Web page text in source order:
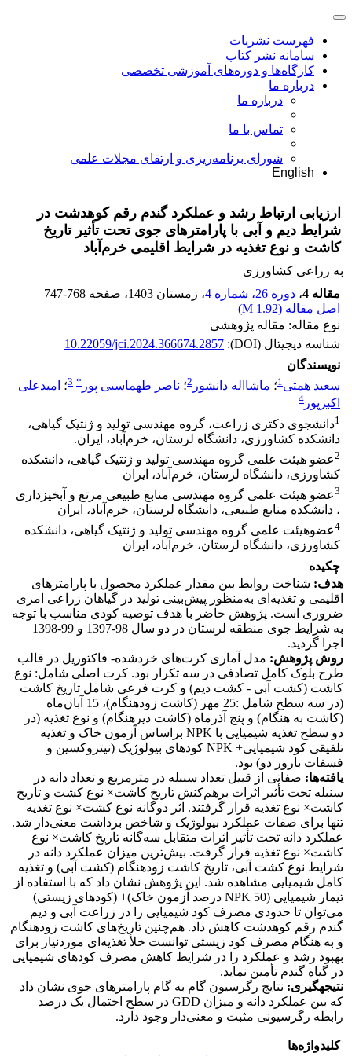
فهرست نشریات
سامانه نشر کتاب
کارگاه‌ها و دوره‌های آموزشی تخصصی
درباره ما
درباره ما
تماس با ما
شورای برنامه‌ریزی و ارتقای مجلات علمی
English
ارزیابی ارتباط رشد و عملکرد گندم رقم کوهدشت در
شرایط دیم و آبی با پارامترهای جوی تحت تأثیر تاریخ
کاشت و نوع تغذیه در شرایط اقلیمی خرم‌آباد
به زراعی کشاورزی
مقاله 4
، دوره 26، شماره 4 ، زمستان 1403 ، صفحه 747-768
اصل مقاله (1.92 M
)
نوع مقاله: مقاله پژوهشی
شناسه دیجیتال (DOI):
10.22059/jci.2024.366674.2857
نویسندگان
سعید همتی1؛ ماشااله دانشور 2؛ ناصر طهماسبی پور *
3؛ امیدعلی
اکبرپور 4
1دانشجوی دکتری زراعت، گروه مهندسی تولید و ژنتیک گیاهی،
دانشکده کشاورزی، دانشگاه لرستان، خرم‌آباد، ایران.
2عضو هیئت علمی گروه مهندسی تولید و ژنتیک گیاهی، دانشکده
کشاورزی، دانشگاه لرستان، خرم‌آباد، ایران
3عضو هیئت علمی گروه مهندسی منابع طبیعی مرتع و آبخیزداری
، دانشکده منابع طبیعی، دانشگاه لرستان، خرم‌آباد، ایران
4عضوهیئت علمی گروه مهندسی تولید و ژنتیک گیاهی، دانشکده
کشاورزی، دانشگاه لرستان، خرم‌آباد، ایران
چکیده
هدف: شناخت روابط بین مقدار عملکرد محصول با پارامترهای
اقلیمی و تغذیه‌ای به‌منظور پیش‌بینی تولید در گیاهان زراعی امری
ضروری است. پژوهش حاضر با هدف توصیه کودی مناسب با توجه
به شرایط جوی منطقه لرستان در دو سال 98-1397 و 99-1398
اجرا گردید.
روش پژوهش: مدل آماری کرت‌های خردشده- فاکتوریل در قالب
طرح بلوک کامل تصادفی در سه تکرار بود. کرت اصلی شامل: نوع
کاشت (کشت آبی - کشت دیم) و کرت فرعی شامل تاریخ کاشت
(در سه سطح شامل :25 مهر (کاشت زودهنگام)، 15 آبان‌ماه
(کاشت به هنگام) و پنج آذرماه (کاشت دیرهنگام) و نوع تغذیه (در
دو سطح تغذیه شیمیایی با NPK براساس آزمون خاک و تغذیه
تلفیقی کود شیمیایی+ NPK کود‌های بیولوژیک (نیتروکسین و
فسفات بارور دو) بود.
یافته‌ها: صفاتی از قبیل تعداد سنبله در مترمربع و تعداد دانه در
سنبله تحت تأثیر اثرات برهم‌کنش تاریخ کاشت× نوع کشت و تاریخ
کاشت× نوع تغذیه قرار گرفتند. اثر دوگانه نوع کشت× نوع تغذیه
تنها برای صفات عملکرد بیولوژیک و شاخص برداشت معنی‌دار شد.
عملکرد دانه تحت تأثیر اثرات متقابل سه‌گانه تاریخ کاشت× نوع
کاشت× نوع تغذیه قرار گرفت. بیش‌ترین میزان عملکرد دانه در
شرایط نوع کشت آبی، تاریخ کاشت زودهنگام (کشت آبی) و تغذیه
کامل شیمیایی مشاهده شد. این پژوهش نشان داد که با استفاده از
تیمار شیمیایی (NPK 50 درصد آزمون خاک)+ (کود‌های زیستی)
می‌توان تا حدودی مصرف کود شیمیایی را در زراعت آبی و دیم
گندم رقم کوهدشت کاهش داد. هم‌چنین تاریخ‌های کاشت زودهنگام
و به هنگام مصرف کود زیستی توانست خلأ تغذیه‌ای موردنیاز برای
بهبود رشد و عملکرد را در شرایط کاهش مصرف کود‌های شیمیایی
در گیاه گندم تأمین نماید.
نتیجه­گیری: نتایج رگرسیون گام به گام پارامترهای جوی نشان داد
که بین عملکرد دانه و میزان GDD در سطح احتمال یک درصد
رابطه رگرسیونی مثبت و معنی‌دار وجود دارد.
کلیدواژه‌ها